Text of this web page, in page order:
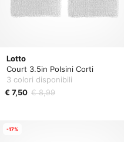
Lotto
Court 3.5in Polsini Corti
3 colori disponibili
€ 7,50 € 8,99
-17%